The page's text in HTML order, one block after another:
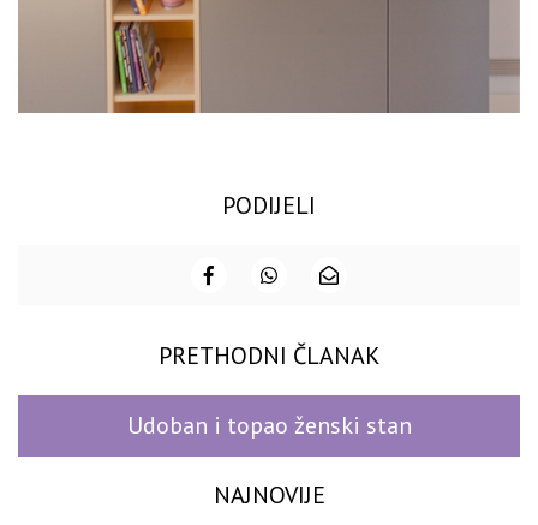
PODIJELI
PRETHODNI ČLANAK
Udoban i topao ženski stan
NAJNOVIJE